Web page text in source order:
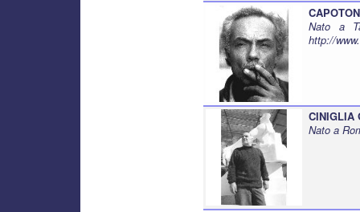
Nato a
http://
CINIGLIA
Nato a